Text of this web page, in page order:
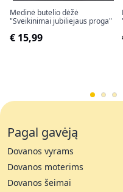
Medinė butelio dėžė
"Sveikinimai jubiliejaus proga"
€ 15,99
Pagal gavėją
Dovanos vyrams
Dovanos moterims
Dovanos šeimai